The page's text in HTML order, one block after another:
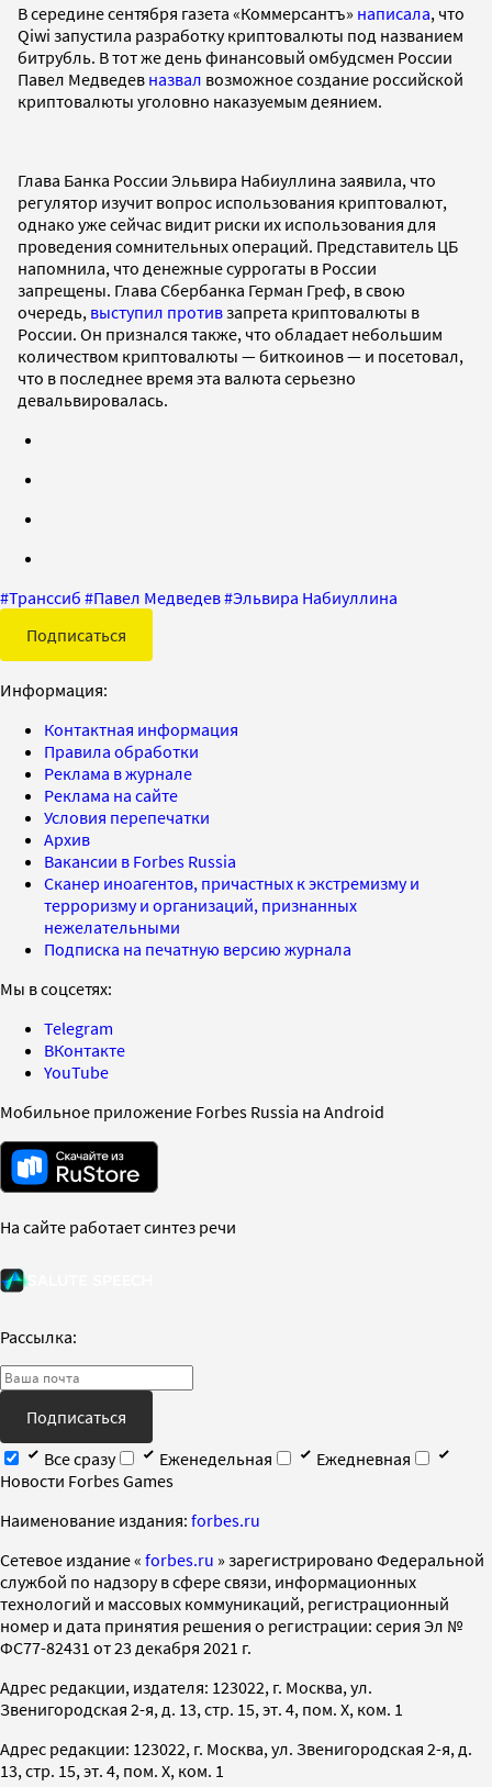
В середине сентября газета «Коммерсантъ» написала, что
Qiwi запустила разработку криптовалюты под названием
битрубль. В тот же день финансовый омбудсмен России
Павел Медведев назвал возможное создание российской
криптовалюты уголовно наказуемым деянием.
Глава Банка России Эльвира Набиуллина заявила, что
регулятор изучит вопрос использования криптовалют,
однако уже сейчас видит риски их использования для
проведения сомнительных операций. Представитель ЦБ
напомнила, что денежные суррогаты в России
запрещены. Глава Сбербанка Герман Греф, в свою
очередь, выступил противзапрета криптовалюты в
России. Он признался также, что обладает небольшим
количеством криптовалюты — биткоинов — и посетовал,
что в последнее время эта валюта серьезно
девальвировалась.
#Транссиб #Павел Медведев#Эльвира Набиуллина
Подписаться
Информация:
Контактная информация
Правила обработки
Реклама в журнале
Реклама на сайте
Условия перепечатки
Архив
Вакансии в Forbes Russia
Сканер иноагентов, причастных к экстремизму и
терроризму и организаций, признанных
нежелательными
Подписка на печатную версию журнала
Мы в соцсетях:
Telegram
ВКонтакте
YouTube
Мобильное приложение Forbes Russia на Android
На сайте работает синтез речи
Рассылка:
Подписаться
Все сразу
Еженедельная
Ежедневная
Новости Forbes Games
Наименование издания: forbes.ru
Cетевое издание « forbes.ru » зарегистрировано Федеральной
службой по надзору в сфере связи, информационных
технологий и массовых коммуникаций, регистрационный
номер и дата принятия решения о регистрации: серия Эл №
ФС77-82431 от 23 декабря 2021 г.
Адрес редакции, издателя: 123022, г. Москва, ул.
Звенигородская 2-я, д. 13, стр. 15, эт. 4, пом. X, ком. 1
Адрес редакции: 123022, г. Москва, ул. Звенигородская 2-я, д.
13, стр. 15, эт. 4, пом. X, ком. 1